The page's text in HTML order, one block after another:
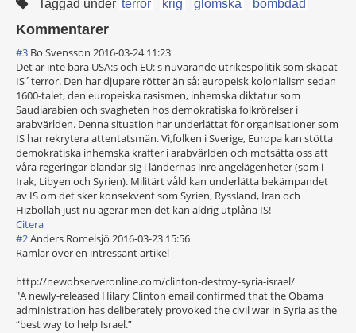
Taggad under terror krig glömska bombdåd
Kommentarer
#3 Bo Svensson 2016-03-24 11:23
Det är inte bara USA:s och EU: s nuvarande utrikespolitik som skapat
IS´terror. Den har djupare rötter än så: europeisk kolonialism sedan
1600-talet, den europeiska rasismen, inhemska diktatur som
Saudiarabien och svagheten hos demokratiska folkrörelser i
arabvärlden. Denna situation har underlättat för organisationer som
IS har rekrytera attentatsmän. Vi,folken i Sverige, Europa kan stötta
demokratiska inhemska krafter i arabvärlden och motsätta oss att
våra regeringar blandar sig i ländernas inre angelägenheter (som i
Irak, Libyen och Syrien). Militärt våld kan underlätta bekämpandet
av IS om det sker konsekvent som Syrien, Ryssland, Iran och
Hizbollah just nu agerar men det kan aldrig utplåna IS!
Citera
#2Anders Romelsjö 2016-03-23 15:56
Ramlar över en intressant artikel
http://newobserveronline.com/clinton-destroy-syria-israel/
"A newly-released Hilary Clinton email confirmed that the Obama
administration has deliberately provoked the civil war in Syria as the
“best way to help Israel.”